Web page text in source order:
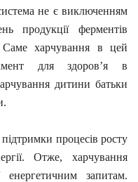
не є виключенням
продукції ферментів
Саме харчування в цей
для здоров’я в
дитини батьки
процесів росту
Отже, харчування
енергетичним запитам.